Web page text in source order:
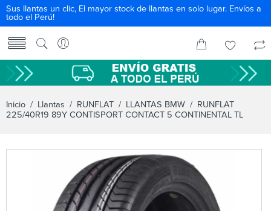
Sus llantas un clic, El mayor stock de llantas en solo lugar. Envíos a
todo el Perú!
Inicio / Llantas / RUNFLAT / LLANTAS BMW / RUNFLAT
225/40R19 89Y CONTISPORT CONTACT 5 CONTINENTAL TL